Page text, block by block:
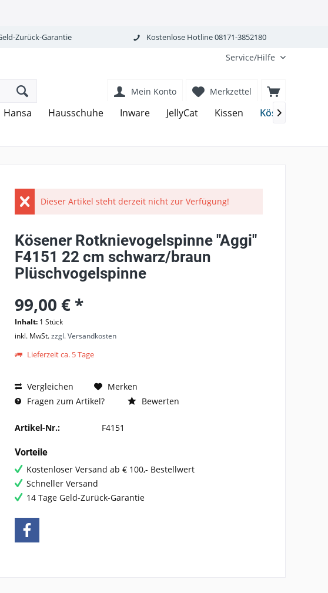
Zurück-Garantie Kostenlose Hotline 08171-3852180
Service/Hilfe
Merkzettel
Mein Konto
Hansa Hausschuhe Inware JellyCat Kissen Kösener

Dieser Artikel steht derzeit nicht zur Verfügung!
Kösener Rotknievogelspinne "Aggi"
F4151 22 cm schwarz/braun
Plüschvogelspinne
99,00 € *
Inhalt: 1 Stück
inkl. MwSt.zzgl. Versandkosten
Lieferzeit ca. 5 Tage
Vergleichen
Merken
Fragen zum Artikel?
Bewerten
Artikel-Nr.: F4151
Vorteile
Kostenloser Versand ab € 100,- Bestellwert
Schneller Versand
14 Tage Geld-Zurück-Garantie